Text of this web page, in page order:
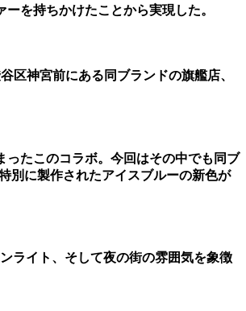
を持ちかけたことから実現した。
区神宮前にある同ブランドの旗艦店、
たこのコラボ。今回はその中でも同ブ
別に製作されたアイスブルーの新色が
ライト、そして夜の街の雰囲気を象徴